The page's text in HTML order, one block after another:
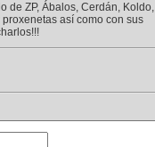
de ZP, Ábalos, Cerdán, Koldo,
así como con sus